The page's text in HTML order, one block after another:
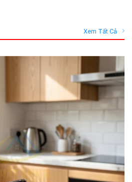
Xem Tất Cả